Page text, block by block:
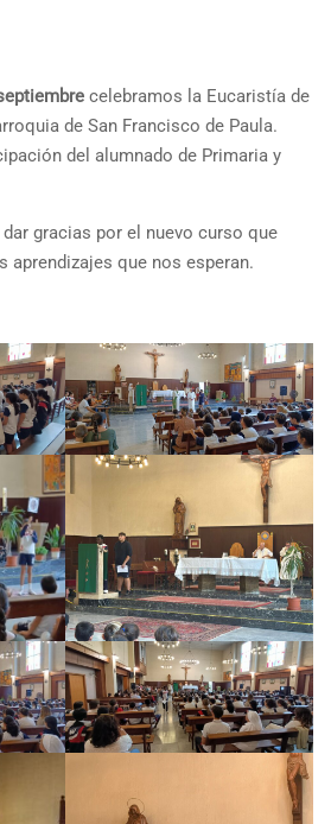
celebramos la Eucaristía de
de San Francisco de Paula.
del alumnado de Primaria y
gracias por el nuevo curso que
aprendizajes que nos esperan.